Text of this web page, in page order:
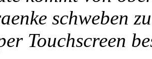
schweben
Touchscreen